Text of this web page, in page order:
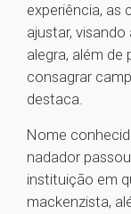
experiência, as
ajustar,
alegra, além de
consagrar
destaca.
Nome
nadador
instituição em
mackenzista,